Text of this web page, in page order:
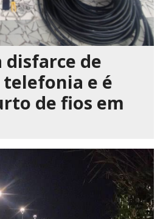
disfarce de
e é
de fios em